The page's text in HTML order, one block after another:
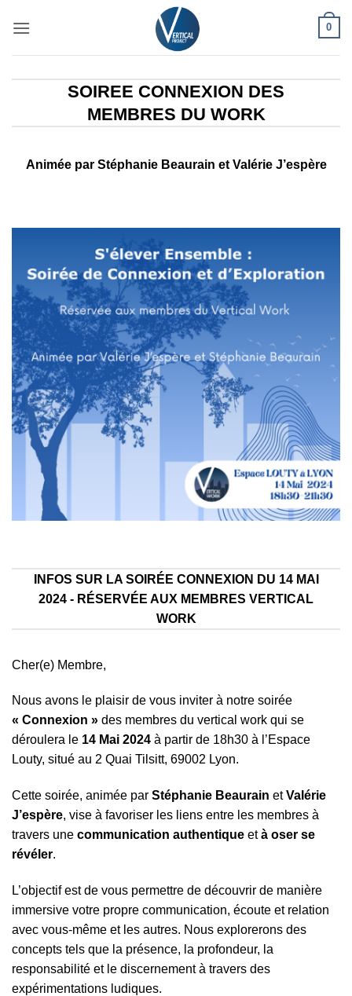
0
SOIREE CONNEXION DES
MEMBRES DU WORK
Animée par Stéphanie Beaurain et Valérie J’espère
INFOS SUR LA SOIRÉE CONNEXION DU 14 MAI
2024 - RÉSERVÉE AUX MEMBRES VERTICAL
WORK
Cher(e) Membre,
Nous avons le plaisir de vous inviter à notre soirée
« Connexion » des membres du vertical work qui se
déroulera le 14 Mai 2024 à partir de 18h30 à l’Espace
Louty, situé au 2 Quai Tilsitt, 69002 Lyon.
Cette soirée, animée par Stéphanie Beaurain etValérie
J’espère, vise à favoriser les liens entre les membres à
travers une communication authentique età oser se
révéler.
L’objectif est de vous permettre de découvrir de manière
immersive votre propre communication, écoute et relation
avec vous-même et les autres. Nous explorerons des
concepts tels que la présence, la profondeur, la
responsabilité et le discernement à travers des
expérimentations ludiques.